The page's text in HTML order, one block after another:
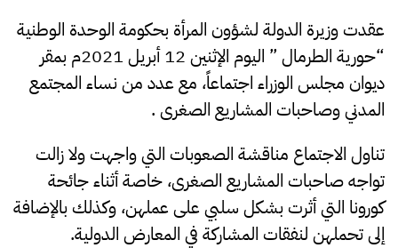
عقدت وزيرة الدولة لشؤون المرأة بحكومة الوحدة الوطنية
“حورية الطرمال ” اليوم الإثنين 12 أبريل 2021م بمقر
ديوان مجلس الوزراء اجتماعاً، مع عدد من نساء المجتمع
المدني وصاحبات المشاريع الصغرى .
تناول الاجتماع مناقشة الصعوبات التي واجهت ولا زالت
تواجه صاحبات المشاريع الصغرى، خاصة أثناء جائحة
كورونا التي أثرت بشكل سلبي على عملهن، وكذلك بالإضافة
إلى تحملهن لنفقات المشاركة في المعارض الدولية.